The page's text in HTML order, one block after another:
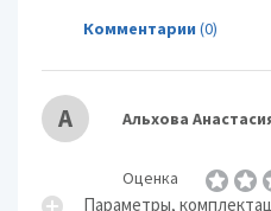
Комментарии (0)
А Альхова
Оценка
Параметры,